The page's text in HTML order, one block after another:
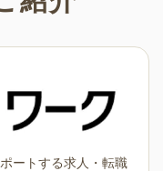
ートする求人・転職